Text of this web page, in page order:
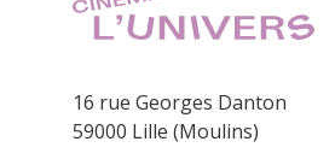
16 rue Georges Danton
59000 Lille (Moulins)